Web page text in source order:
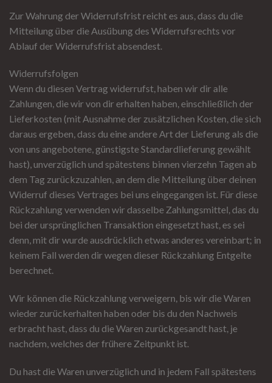
Zur Wahrung der Widerrufsfrist reicht es aus, dass du die
Mitteilung über die Ausübung des Widerrufsrechts vor
Ablauf der Widerrufsfrist absendest.
Widerrufsfolgen
Wenn du diesen Vertrag widerrufst, haben wir dir alle
Zahlungen, die wir von dir erhalten haben, einschließlich der
Lieferkosten (mit Ausnahme der zusätzlichen Kosten, die sich
daraus ergeben, dass du eine andere Art der Lieferung als die
von uns angebotene, günstigste Standardlieferung gewählt
hast), unverzüglich und spätestens binnen vierzehn Tagen ab
dem Tag zurückzuzahlen, an dem die Mitteilung über deinen
Widerruf dieses Vertrages bei uns eingegangen ist. Für diese
Rückzahlung verwenden wir dasselbe Zahlungsmittel, das du
bei der ursprünglichen Transaktion eingesetzt hast, es sei
denn, mit dir wurde ausdrücklich etwas anderes vereinbart; in
keinem Fall werden dir wegen dieser Rückzahlung Entgelte
berechnet.
Wir können die Rückzahlung verweigern, bis wir die Waren
wieder zurückerhalten haben oder bis du den Nachweis
erbracht hast, dass du die Waren zurückgesandt hast, je
nachdem, welches der frühere Zeitpunkt ist.
Du hast die Waren unverzüglich und in jedem Fall spätestens